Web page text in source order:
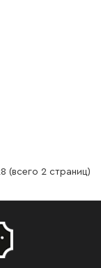
(всего 2 страниц)